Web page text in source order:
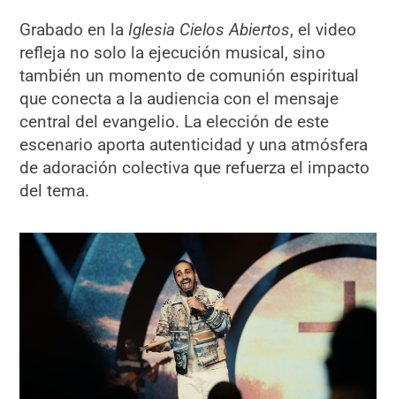
Grabado en laIglesia Cielos Abiertos, el video
refleja no solo la ejecución musical, sino
también un momento de comunión espiritual
que conecta a la audiencia con el mensaje
central del evangelio. La elección de este
escenario aporta autenticidad y una atmósfera
de adoración colectiva que refuerza el impacto
del tema.